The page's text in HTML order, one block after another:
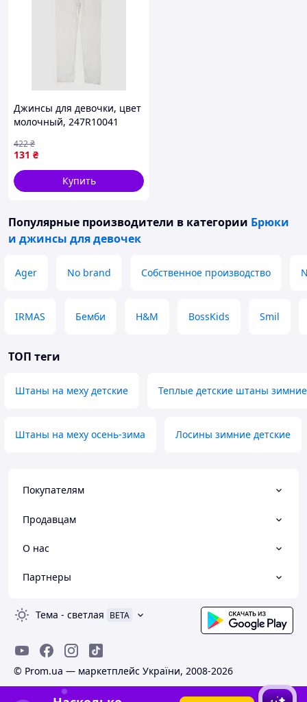
Джинсы для девочки, цвет
молочный, 247R10041
131 ₴
422₴
Купить
Популярные производители в категории Брюки
и джинсы для девочек
Ager No brand Собственное производство
IRMAS Бемби H&M BossKids Smil
ТОП теги
Штаны на меху детские Теплые детские штаны
Штаны на меху осень-зима Лосины зимние детские
Покупателям
Продавцам
О нас
Партнеры
Тема - светлая BETA
© Prom.ua — маркетплейс України, 2008-2026